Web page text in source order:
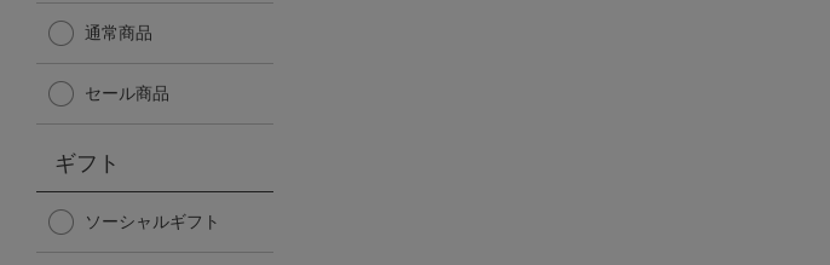
Afternoon Tea TEAROOM
Afternoon Tea TEAROOM
通常商品
セール商品
ギフト
ソーシャルギフト